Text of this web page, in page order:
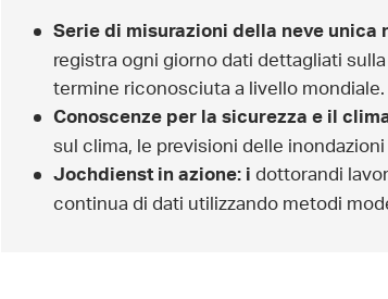
Serie di misurazioni della neve unica
registra ogni giorno dati dettagliati
termine riconosciuta a livello mondiale.
Conoscenze per la sicurezza e il
sul clima, le previsioni delle
Jochdienst in azione: idottorandi
continua di dati utilizzando metodi